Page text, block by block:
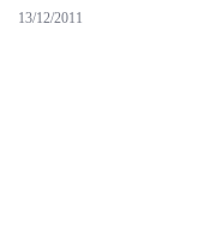
13/12/2011